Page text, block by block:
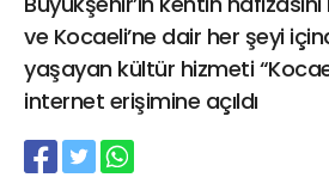
ve Kocaeli’ne dair her şeyi
yaşayan kültür hizmeti
internet erişimine açıldı
21 Gölcük